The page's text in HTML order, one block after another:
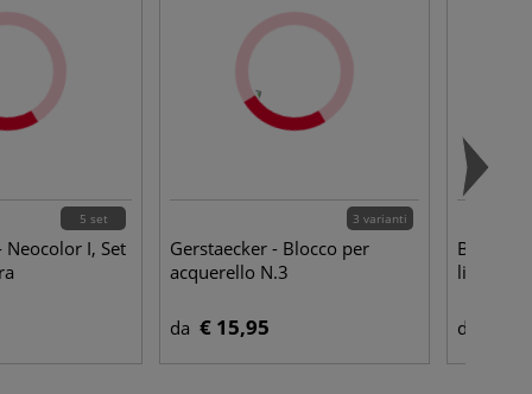
5 set
Neocolor I, Set
3 varianti
Gerstaecker - Blocco per
acquerello N.3
da € 15,95
Botz -
liquido
da